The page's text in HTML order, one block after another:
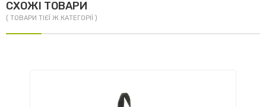
СХОЖІ ТОВАРИ
( ТОВАРИ ТІЄЇ Ж КАТЕГОРІЇ )